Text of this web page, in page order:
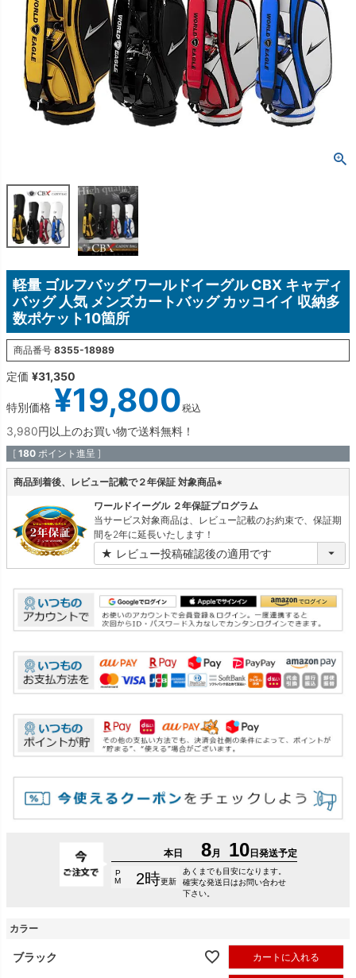
軽量 ゴルフバッグ ワールドイーグル CBX キャディ
バッグ 人気 メンズカートバッグ カッコイイ 収納多
数ポケット10箇所
商品番号 8355-18989
定価 ¥31,350
特別価格 ¥19,800税込
3,980円以上のお買い物で送料無料！
[ 180 ポイント進呈 ]
商品到着後、レビュー記載で２年保証 対象商品
(
必
須
)
ワールドイーグル ２年保証プログラム
当サービス対象商品は、レビュー記載のお約束で、保証期
間を2年に延長いたします！
カラー
ブラック カートに入れる